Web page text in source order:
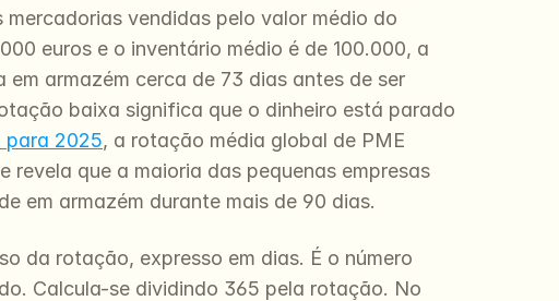
vendidas pelo valor médio do
euros e o inventário médio é de 100.000, a
armazém cerca de 73 dias antes de ser
baixa significa que o dinheiro está parado
para 2025, a rotação média global de PME
revela que a maioria das pequenas empresas
em armazém durante mais de 90 dias.
da rotação, expresso em dias. É o número
Calcula-se dividindo 365 pela rotação. No